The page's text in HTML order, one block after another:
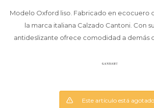
Modelo Oxford liso. Fabricado en ecocuero
la marca italiana Calzado Cantoni. Con
antideslizante ofrece comodidad a demás
Este artículo está